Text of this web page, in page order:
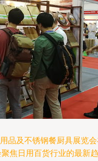
品及不锈钢餐厨具展览
焦日用百货行业的最新趋